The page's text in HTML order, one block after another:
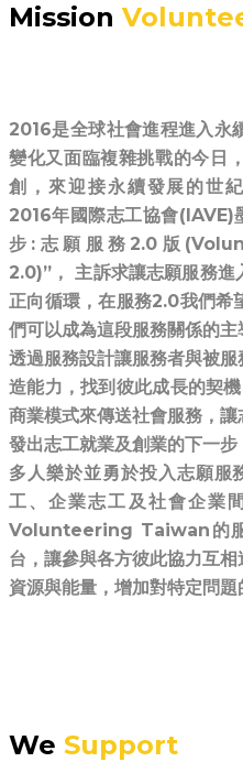
Mission ​
2016是全球社會進程進入永
變化又面臨複雜挑戰的今日
創，來迎接永續發展的
2016年國際志工協會(IAVE)
步:志願服務2.0版
2.0)”， 主訴求讓志願服務進
正向循環，在服務2.0我們希
們可以成為這段服務關係的
透過服務設計讓服務者與被
造能力，找到彼此成長的契
商業模式來傳送社會服務，
發出志工就業及創業的下一
多人樂於並勇於投入志願服
工、企業志工及社會企業
Volunteering Taiwan的
台，讓參與各方彼此協力互
資源與能量，增加對特定問題
We Support